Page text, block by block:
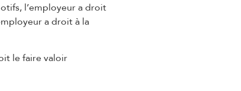
l’employeur a droit
a droit à la
le faire valoir